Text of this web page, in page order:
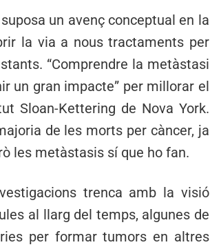
un avenç conceptual en la
la via a nous tractaments per
“Comprendre la metàstasi
un gran impacte” per millorar el
Sloan-Kettering de Nova York.
de les morts per càncer, ja
les metàstasis sí que ho fan.
trenca amb la visió
al llarg del temps, algunes de
per formar tumors en altres